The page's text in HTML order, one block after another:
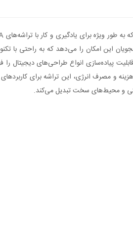
و مصرف انرژی، این تراشه برای